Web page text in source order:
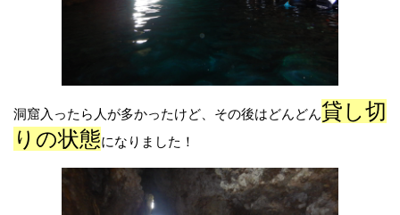
洞窟入ったら人が多かったけど、その後はどんどん貸し切
りの状態になりました！